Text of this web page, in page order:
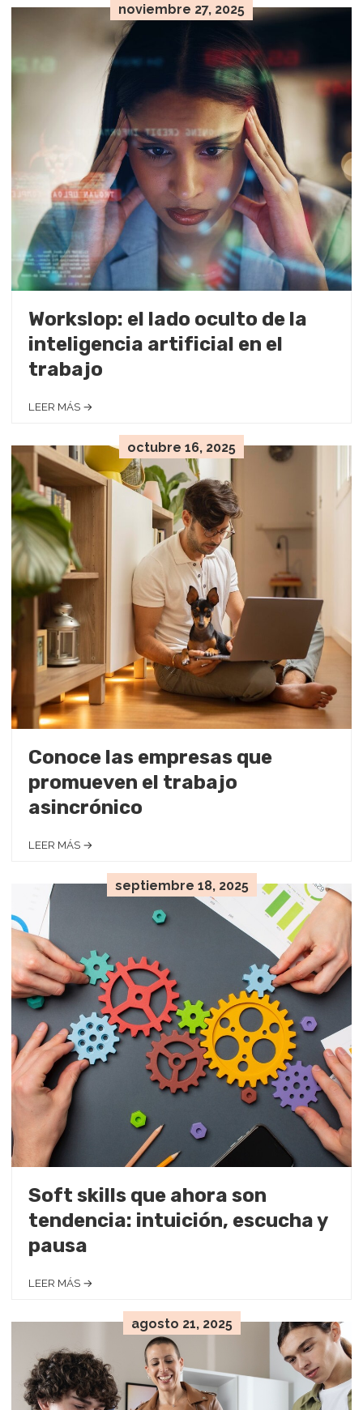
noviembre 27, 2025
Workslop: el lado oculto de la
inteligencia artificial en el
trabajo
LEER MÁS →
octubre 16, 2025
Conoce las empresas que
promueven el trabajo
asincrónico
LEER MÁS →
septiembre 18, 2025
Soft skills que ahora son
tendencia: intuición, escucha y
pausa
LEER MÁS →
agosto 21, 2025